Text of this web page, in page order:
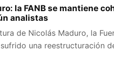
la FANB se mantiene
analistas
de Nicolás Maduro, la
una reestructuración